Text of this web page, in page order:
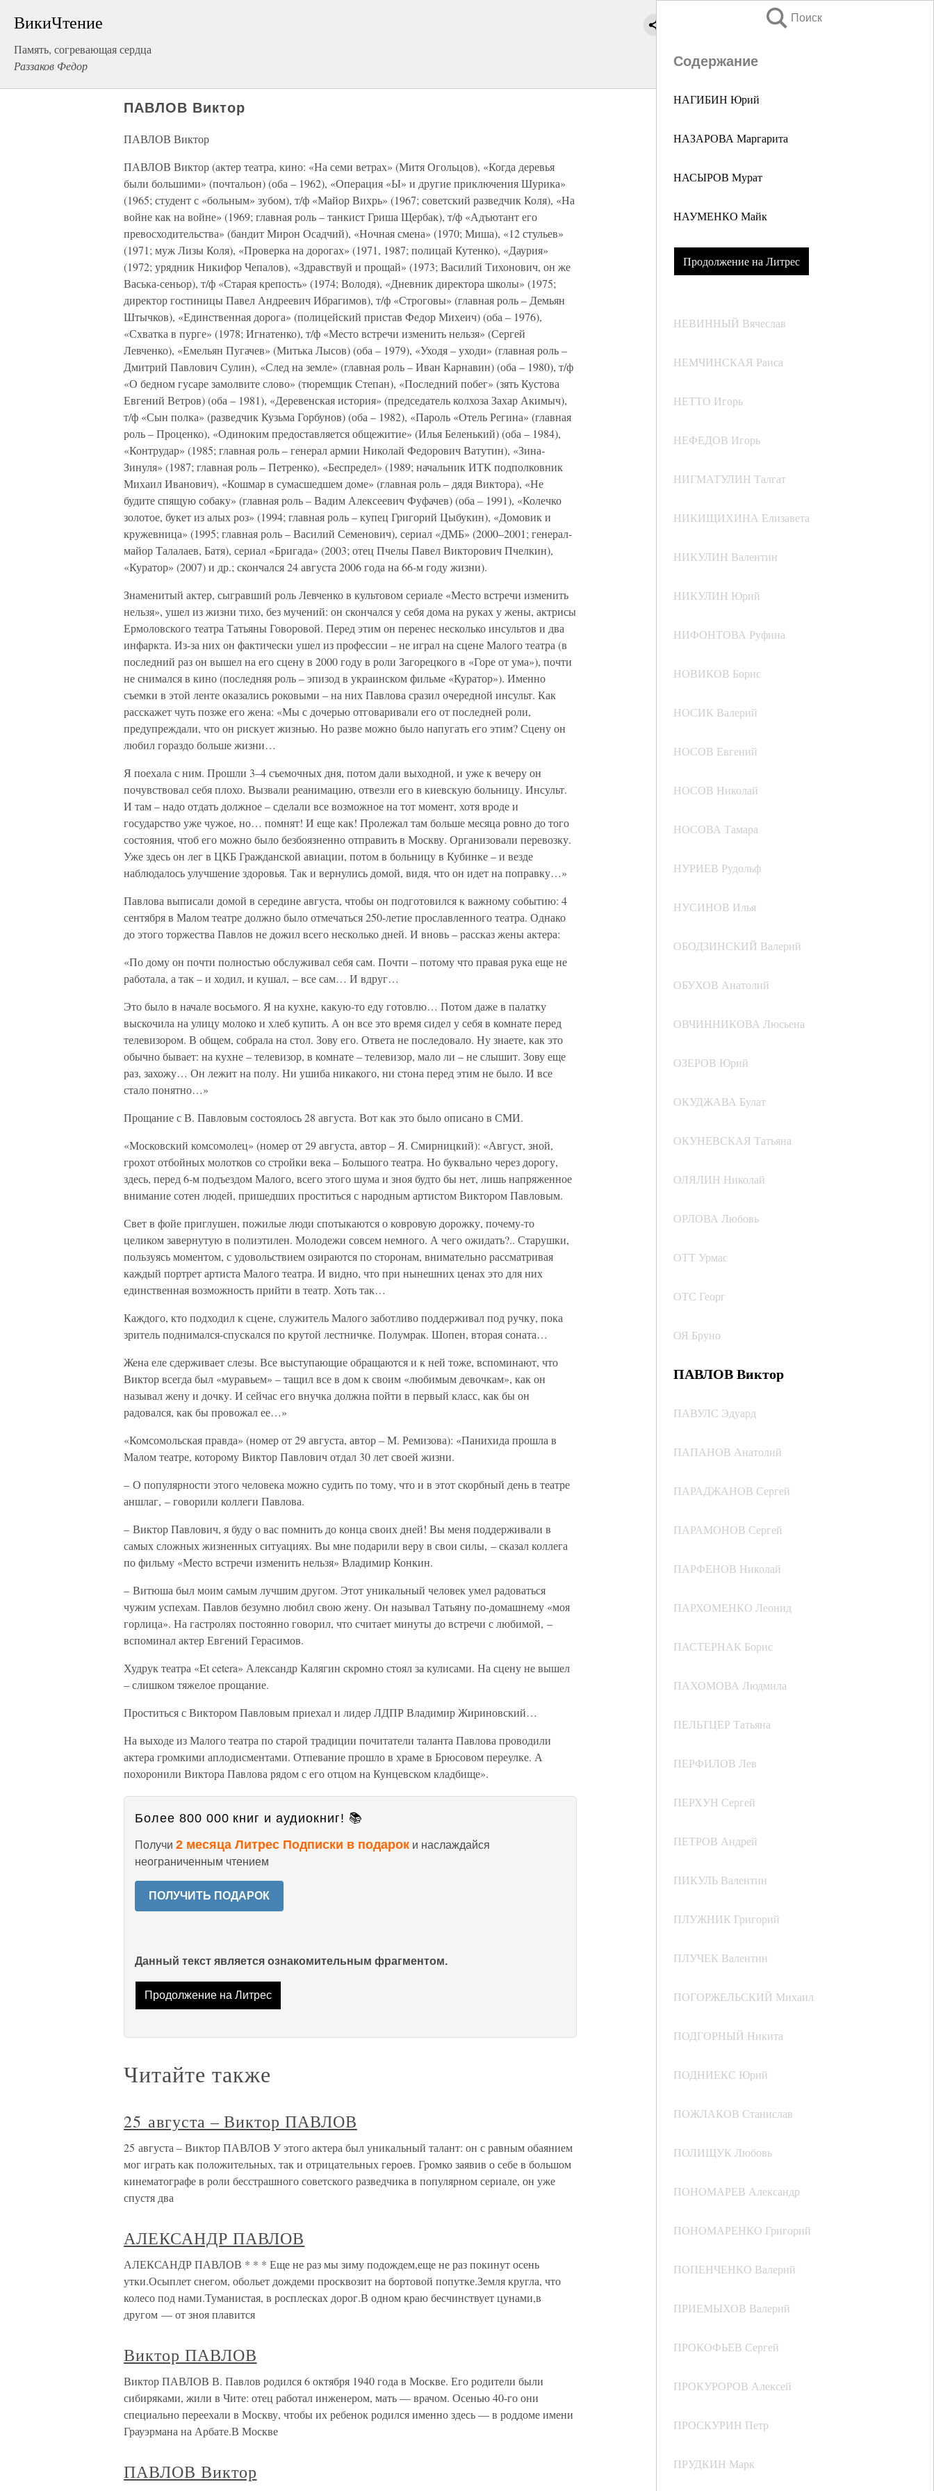
ВикиЧтение
Память, согревающая сердца
Раззаков Федор
Поиск
Содержание
НАГИБИН Юрий
НАЗАРОВА Маргарита
НАСЫРОВ Мурат
НАУМЕНКО Майк
Продолжение на Литрес
НЕВИННЫЙ Вячеслав
НЕМЧИНСКАЯ Раиса
НЕТТО Игорь
НЕФЕДОВ Игорь
НИГМАТУЛИН Талгат
НИКИЩИХИНА Елизавета
НИКУЛИН Валентин
НИКУЛИН Юрий
НИФОНТОВА Руфина
НОВИКОВ Борис
НОСИК Валерий
НОСОВ Евгений
НОСОВ Николай
НОСОВА Тамара
НУРИЕВ Рудольф
НУСИНОВ Илья
ОБОДЗИНСКИЙ Валерий
ОБУХОВ Анатолий
ОВЧИННИКОВА Люсьена
ОЗЕРОВ Юрий
ОКУДЖАВА Булат
ОКУНЕВСКАЯ Татьяна
ОЛЯЛИН Николай
ОРЛОВА Любовь
ОТТ Урмас
ОТС Георг
ОЯ Бруно
ПАВЛОВ Виктор
ПАВУЛС Эдуард
ПАПАНОВ Анатолий
ПАРАДЖАНОВ Сергей
ПАРАМОНОВ Сергей
ПАРФЕНОВ Николай
ПАРХОМЕНКО Леонид
ПАСТЕРНАК Борис
ПАХОМОВА Людмила
ПЕЛЬТЦЕР Татьяна
ПЕРФИЛОВ Лев
ПЕРХУН Сергей
ПЕТРОВ Андрей
ПИКУЛЬ Валентин
ПЛУЖНИК Григорий
ПЛУЧЕК Валентин
ПОГОРЖЕЛЬСКИЙ Михаил
ПОДГОРНЫЙ Никита
ПОДНИЕКС Юрий
ПОЖЛАКОВ Станислав
ПОЛИЩУК Любовь
ПОНОМАРЕВ Александр
ПОНОМАРЕНКО Григорий
ПОПЕНЧЕНКО Валерий
ПРИЕМЫХОВ Валерий
ПРОКОФЬЕВ Сергей
ПРОКУРОРОВ Алексей
ПРОСКУРИН Петр
ПРУДКИН Марк
ПАВЛОВ Виктор
ПАВЛОВ Виктор
ПАВЛОВ Виктор (актер театра, кино: «На семи ветрах» (Митя Огольцов), «Когда деревья
были большими» (почтальон) (оба – 1962), «Операция «Ы» и другие приключения Шурика»
(1965; студент с «больным» зубом), т/ф «Майор Вихрь» (1967; советский разведчик Коля), «На
войне как на войне» (1969; главная роль – танкист Гриша Щербак), т/ф «Адъютант его
превосходительства» (бандит Мирон Осадчий), «Ночная смена» (1970; Миша), «12 стульев»
(1971; муж Лизы Коля), «Проверка на дорогах» (1971, 1987; полицай Кутенко), «Даурия»
(1972; урядник Никифор Чепалов), «Здравствуй и прощай» (1973; Василий Тихонович, он же
Васька-сеньор), т/ф «Старая крепость» (1974; Володя), «Дневник директора школы» (1975;
директор гостиницы Павел Андреевич Ибрагимов), т/ф «Строговы» (главная роль – Демьян
Штычков), «Единственная дорога» (полицейский пристав Федор Михеич) (оба – 1976),
«Схватка в пурге» (1978; Игнатенко), т/ф «Место встречи изменить нельзя» (Сергей
Левченко), «Емельян Пугачев» (Митька Лысов) (оба – 1979), «Уходя – уходи» (главная роль –
Дмитрий Павлович Сулин), «След на земле» (главная роль – Иван Карнавин) (оба – 1980), т/ф
«О бедном гусаре замолвите слово» (тюремщик Степан), «Последний побег» (зять Кустова
Евгений Ветров) (оба – 1981), «Деревенская история» (председатель колхоза Захар Акимыч),
т/ф «Сын полка» (разведчик Кузьма Горбунов) (оба – 1982), «Пароль «Отель Регина» (главная
роль – Проценко), «Одиноким предоставляется общежитие» (Илья Беленький) (оба – 1984),
«Контрудар» (1985; главная роль – генерал армии Николай Федорович Ватутин), «Зина-
Зинуля» (1987; главная роль – Петренко), «Беспредел» (1989; начальник ИТК подполковник
Михаил Иванович), «Кошмар в сумасшедшем доме» (главная роль – дядя Виктора), «Не
будите спящую собаку» (главная роль – Вадим Алексеевич Фуфачев) (оба – 1991), «Колечко
золотое, букет из алых роз» (1994; главная роль – купец Григорий Цыбукин), «Домовик и
кружевница» (1995; главная роль – Василий Семенович), сериал «ДМБ» (2000–2001; генерал-
майор Талалаев, Батя), сериал «Бригада» (2003; отец Пчелы Павел Викторович Пчелкин),
«Куратор» (2007) и др.; скончался 24 августа 2006 года на 66-м году жизни).
Знаменитый актер, сыгравший роль Левченко в культовом сериале «Место встречи изменить
нельзя», ушел из жизни тихо, без мучений: он скончался у себя дома на руках у жены, актрисы
Ермоловского театра Татьяны Говоровой. Перед этим он перенес несколько инсультов и два
инфаркта. Из-за них он фактически ушел из профессии – не играл на сцене Малого театра (в
последний раз он вышел на его сцену в 2000 году в роли Загорецкого в «Горе от ума»), почти
не снимался в кино (последняя роль – эпизод в украинском фильме «Куратор»). Именно
съемки в этой ленте оказались роковыми – на них Павлова сразил очередной инсульт. Как
расскажет чуть позже его жена: «Мы с дочерью отговаривали его от последней роли,
предупреждали, что он рискует жизнью. Но разве можно было напугать его этим? Сцену он
любил гораздо больше жизни…
Я поехала с ним. Прошли 3–4 съемочных дня, потом дали выходной, и уже к вечеру он
почувствовал себя плохо. Вызвали реанимацию, отвезли его в киевскую больницу. Инсульт.
И там – надо отдать должное – сделали все возможное на тот момент, хотя вроде и
государство уже чужое, но… помнят! И еще как! Пролежал там больше месяца ровно до того
состояния, чтоб его можно было безбоязненно отправить в Москву. Организовали перевозку.
Уже здесь он лег в ЦКБ Гражданской авиации, потом в больницу в Кубинке – и везде
наблюдалось улучшение здоровья. Так и вернулись домой, видя, что он идет на поправку…»
Павлова выписали домой в середине августа, чтобы он подготовился к важному событию: 4
сентября в Малом театре должно было отмечаться 250-летие прославленного театра. Однако
до этого торжества Павлов не дожил всего несколько дней. И вновь – рассказ жены актера:
«По дому он почти полностью обслуживал себя сам. Почти – потому что правая рука еще не
работала, а так – и ходил, и кушал, – все сам… И вдруг…
Это было в начале восьмого. Я на кухне, какую-то еду готовлю… Потом даже в палатку
выскочила на улицу молоко и хлеб купить. А он все это время сидел у себя в комнате перед
телевизором. В общем, собрала на стол. Зову его. Ответа не последовало. Ну знаете, как это
обычно бывает: на кухне – телевизор, в комнате – телевизор, мало ли – не слышит. Зову еще
раз, захожу… Он лежит на полу. Ни ушиба никакого, ни стона перед этим не было. И все
стало понятно…»
Прощание с В. Павловым состоялось 28 августа. Вот как это было описано в СМИ.
«Московский комсомолец» (номер от 29 августа, автор – Я. Смирницкий): «Август, зной,
грохот отбойных молотков со стройки века – Большого театра. Но буквально через дорогу,
здесь, перед 6-м подъездом Малого, всего этого шума и зноя будто бы нет, лишь напряженное
внимание сотен людей, пришедших проститься с народным артистом Виктором Павловым.
Свет в фойе приглушен, пожилые люди спотыкаются о ковровую дорожку, почему-то
целиком завернутую в полиэтилен. Молодежи совсем немного. А чего ожидать?.. Старушки,
пользуясь моментом, с удовольствием озираются по сторонам, внимательно рассматривая
каждый портрет артиста Малого театра. И видно, что при нынешних ценах это для них
единственная возможность прийти в театр. Хоть так…
Каждого, кто подходил к сцене, служитель Малого заботливо поддерживал под ручку, пока
зритель поднимался-спускался по крутой лестничке. Полумрак. Шопен, вторая соната…
Жена еле сдерживает слезы. Все выступающие обращаются и к ней тоже, вспоминают, что
Виктор всегда был «муравьем» – тащил все в дом к своим «любимым девочкам», как он
называл жену и дочку. И сейчас его внучка должна пойти в первый класс, как бы он
радовался, как бы провожал ее…»
«Комсомольская правда» (номер от 29 августа, автор – М. Ремизова): «Панихида прошла в
Малом театре, которому Виктор Павлович отдал 30 лет своей жизни.
– О популярности этого человека можно судить по тому, что и в этот скорбный день в театре
аншлаг, – говорили коллеги Павлова.
– Виктор Павлович, я буду о вас помнить до конца своих дней! Вы меня поддерживали в
самых сложных жизненных ситуациях. Вы мне подарили веру в свои силы, – сказал коллега
по фильму «Место встречи изменить нельзя» Владимир Конкин.
– Витюша был моим самым лучшим другом. Этот уникальный человек умел радоваться
чужим успехам. Павлов безумно любил свою жену. Он называл Татьяну по-домашнему «моя
горлица». На гастролях постоянно говорил, что считает минуты до встречи с любимой, –
вспоминал актер Евгений Герасимов.
Худрук театра «Et cetera» Александр Калягин скромно стоял за кулисами. На сцену не вышел
– слишком тяжелое прощание.
Проститься с Виктором Павловым приехал и лидер ЛДПР Владимир Жириновский…
На выходе из Малого театра по старой традиции почитатели таланта Павлова проводили
актера громкими аплодисментами. Отпевание прошло в храме в Брюсовом переулке. А
похоронили Виктора Павлова рядом с его отцом на Кунцевском кладбище».
Более 800 000 книг и аудиокниг! 📚
Получи 2 месяца Литрес Подписки в подарок и наслаждайся
неограниченным чтением
ПОЛУЧИТЬ ПОДАРОК
Данный текст является ознакомительным фрагментом.
Продолжение на Литрес
Читайте также
25 августа – Виктор ПАВЛОВ
25 августа – Виктор ПАВЛОВ У этого актера был уникальный талант: он с равным обаянием
мог играть как положительных, так и отрицательных героев. Громко заявив о себе в большом
кинематографе в роли бесстрашного советского разведчика в популярном сериале, он уже
спустя два
АЛЕКСАНДР ПАВЛОВ
АЛЕКСАНДР ПАВЛОВ * * * Еще не раз мы зиму подождем,еще не раз покинут осень
утки.Осыплет снегом, обольет дождеми просквозит на бортовой попутке.Земля кругла, что
колесо под нами.Туманистая, в росплесках дорог.В одном краю бесчинствует цунами,в
другом — от зноя плавится
Виктор ПАВЛОВ
Виктор ПАВЛОВ В. Павлов родился 6 октября 1940 года в Москве. Его родители были
сибиряками, жили в Чите: отец работал инженером, мать — врачом. Осенью 40-го они
специально переехали в Москву, чтобы их ребенок родился именно здесь — в роддоме имени
Грауэрмана на Арбате.В Москве
ПАВЛОВ Виктор